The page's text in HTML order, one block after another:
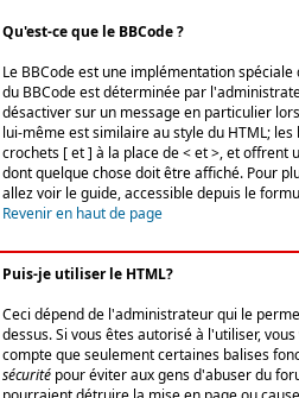
Qu'est-ce que le BBCode ?
Le BBCode est une implémentation
du BBCode est déterminée par
désactiver sur un message en particulier
lui-même est similaire au style du HTML;
crochets [ et ] à la place de < et >, et
dont quelque chose doit être affiché. Pour
allez voir le guide, accessible depuis le
Revenir en haut de page
Puis-je utiliser le HTML?
Ceci dépend de l'administrateur qui le
dessus. Si vous êtes autorisé à l'utiliser,
compte que seulement certaines balises
sécurité pour éviter aux gens d'abuser du